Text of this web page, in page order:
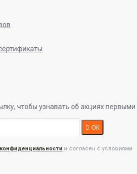
чтобы узнавать об акциях первыми.
ОК
и согласен с условиями